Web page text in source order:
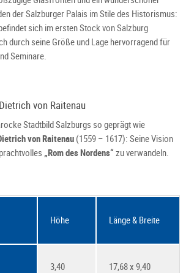
der Salzburger Palais im Stile des Historismus:
sich im ersten Stock von Salzburg
durch seine Größe und Lage hervorragend für
Seminare.
von Raitenau
Stadtbild Salzburgs so geprägt wie
von Raitenau (1559 – 1617): Seine Vision
„Rom des Nordens“ zu verwandeln.
Höhe Länge & Breite
3,40 17,68 x 9,40